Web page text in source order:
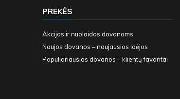
PREKĖS
Akcijos ir nuolaidos dovanoms
Naujos dovanos – naujausios idėjos
Populiariausios dovanos – klientų favoritai